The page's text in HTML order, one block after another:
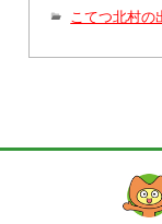
こてつ北村の